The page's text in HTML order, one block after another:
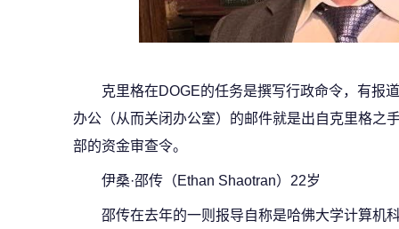
克里格在DOGE的任务是撰写行政命令，有报
办公（从而关闭办公室）的邮件就是出自克里格之
部的资金审查令。
伊桑·邵传（Ethan Shaotran）22岁
邵传在去年的一则报导自称是哈佛大学计算机